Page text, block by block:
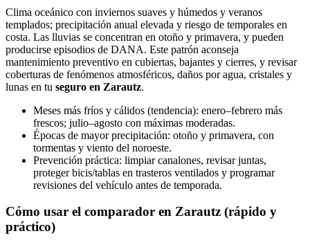
Clima oceánico con inviernos suaves y húmedos y veranos
templados; precipitación anual elevada y riesgo de temporales en
costa. Las lluvias se concentran en otoño y primavera, y pueden
producirse episodios de DANA. Este patrón aconseja
mantenimiento preventivo en cubiertas, bajantes y cierres, y revisar
coberturas de fenómenos atmosféricos, daños por agua, cristales y
lunas en tu seguro en Zarautz.
Meses más fríos y cálidos (tendencia): enero–febrero más
frescos; julio–agosto con máximas moderadas.
Épocas de mayor precipitación: otoño y primavera, con
tormentas y viento del noroeste.
Prevención práctica: limpiar canalones, revisar juntas,
proteger bicis/tablas en trasteros ventilados y programar
revisiones del vehículo antes de temporada.
Cómo usar el comparador en Zarautz (rápido y
práctico)